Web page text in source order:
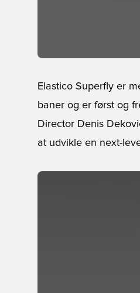
Elastico Superfly er
baner og er først og
Director Denis
at udvikle en next-